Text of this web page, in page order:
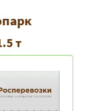
т